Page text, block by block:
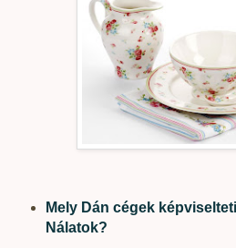
Mely Dán cégek
Nálatok?